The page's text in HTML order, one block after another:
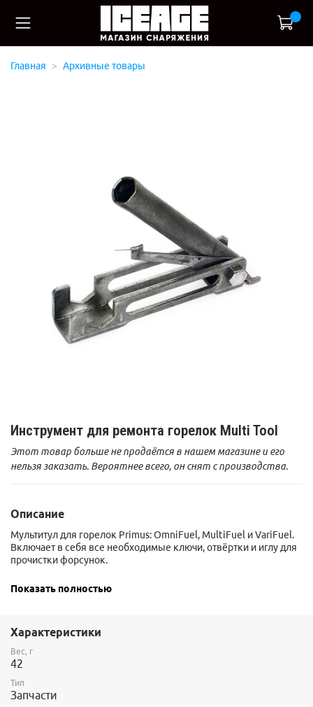
Главная Архивные товары
Инструмент для ремонта горелок Multi Tool
Этот товар больше не продаётся в нашем магазине и его
нельзя заказать. Вероятнее всего, он снят с производства.
Описание
Мультитул для горелок Primus: OmniFuel, MultiFuel и VariFuel.
Включает в себя все необходимые ключи, отвёртки и иглу для
прочистки форсунок.
Показать полностью
Характеристики
Вес, г
42
Тип
Запчасти